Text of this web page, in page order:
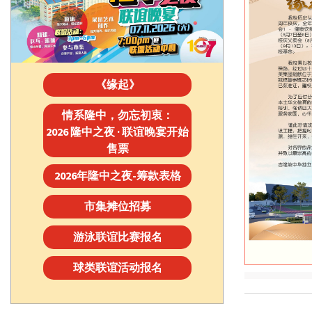
《缘起》
情系隆中，勿忘初衷：
2026 隆中之夜 · 联谊晚宴开始
售票
2026年隆中之夜-筹款表格
市集摊位招募
游泳联谊比赛报名
球类联谊活动报名